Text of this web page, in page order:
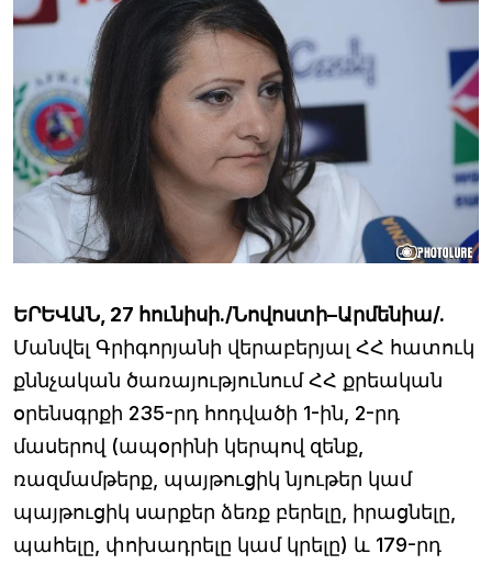
ԵՐԵՎԱՆ, 27 հունիսի./Նովոստի–Արմենիա/.
Մանվել Գրիգորյանի վերաբերյալ ՀՀ հատուկ
քննչական ծառայությունում ՀՀ քրեական
օրենսգրքի 235-րդ հոդվածի 1-ին, 2-րդ
մասերով (ապօրինի կերպով զենք,
ռազմամթերք, պայթուցիկ նյութեր կամ
պայթուցիկ սարքեր ձեռք բերելը, իրացնելը,
պահելը, փոխադրելը կամ կրելը) և 179-րդ